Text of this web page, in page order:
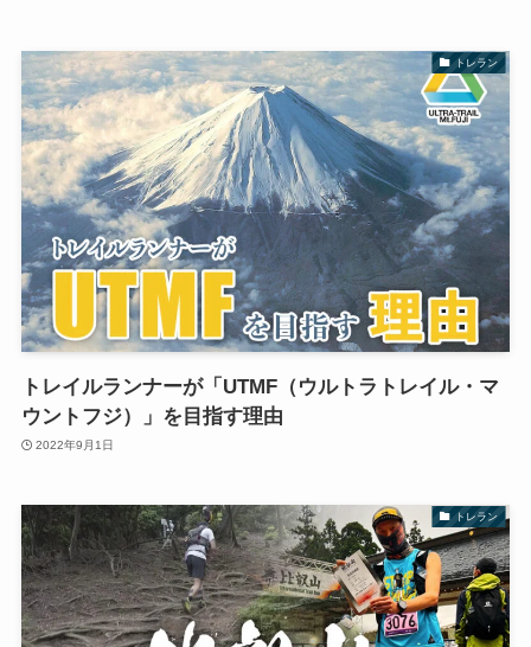
トレラン
トレイルランナーが「UTMF（ウルトラトレイル・マ
ウントフジ）」を目指す理由
2022年9月1日
トレラン